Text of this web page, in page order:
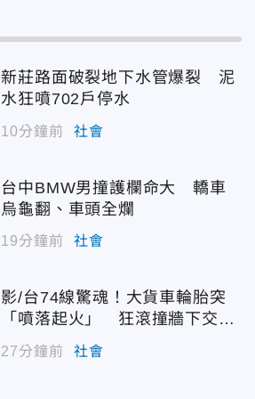
新莊路面破裂地下水管爆裂 泥
水狂噴702戶停水
10分鐘前 社會
台中BMW男撞護欄命大 轎車
烏龜翻、車頭全爛
19分鐘前 社會
影/台74線驚魂！大貨車輪胎突
「噴落起火」 狂滾撞牆下交流
27分鐘前 社會